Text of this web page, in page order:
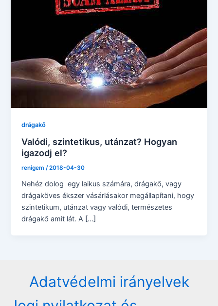
drágakő
Valódi, szintetikus, utánzat? Hogyan
igazodj el?
renigem/2018-04-30
Nehéz dolog egy laikus számára, drágakő, vagy
drágaköves ékszer vásárlásakor megállapítani, hogy
szintetikum, utánzat vagy valódi, természetes
drágakő amit lát. A […]
Adatvédelmi irányelvek